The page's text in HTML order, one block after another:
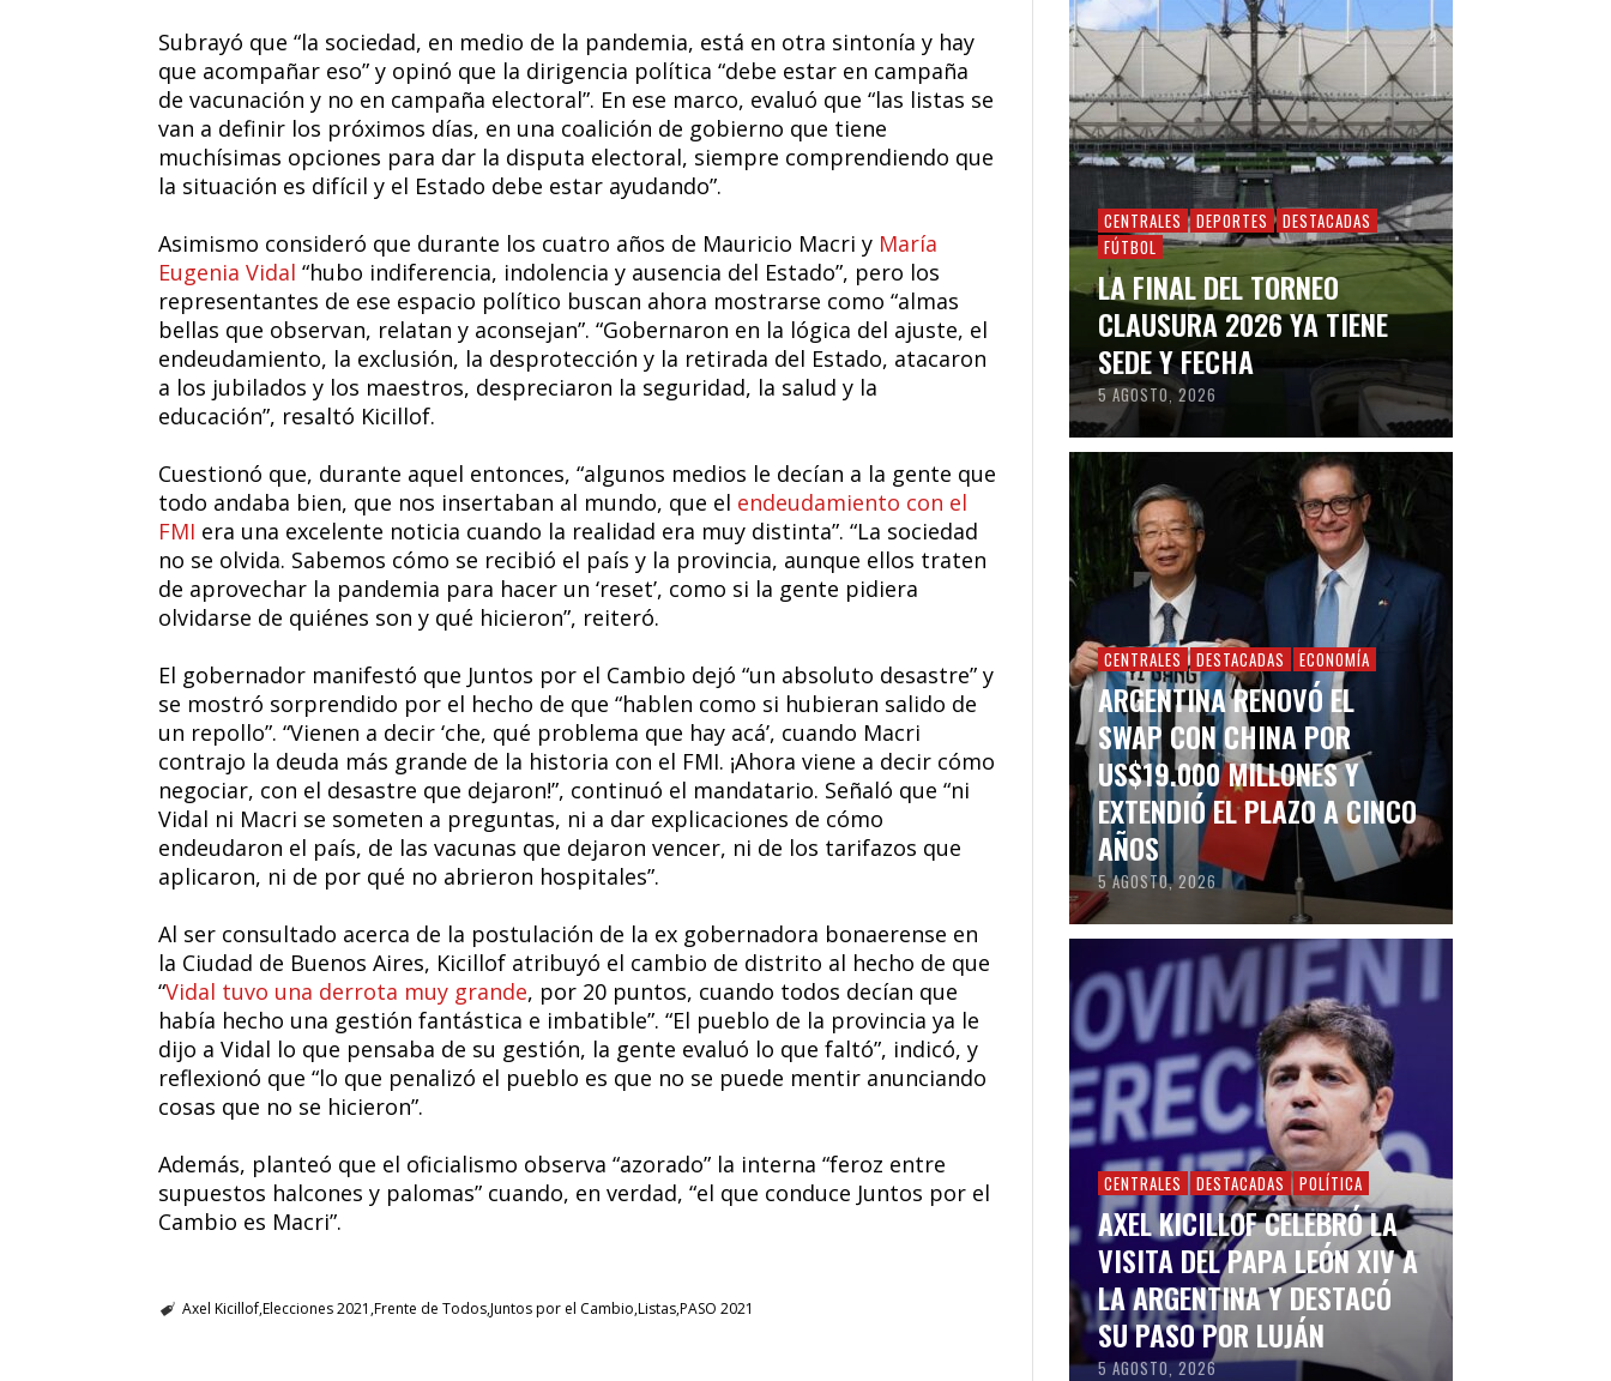
Subrayó que “la sociedad, en medio de la pandemia, está en otra sintonía y hay
que acompañar eso” y opinó que la dirigencia política “debe estar en campaña
de vacunación y no en campaña electoral”. En ese marco, evaluó que “las listas se
van a definir los próximos días, en una coalición de gobierno que tiene
muchísimas opciones para dar la disputa electoral, siempre comprendiendo que
la situación es difícil y el Estado debe estar ayudando”.
Asimismo consideró que durante los cuatro años de Mauricio Macri y María
Eugenia Vidal “hubo indiferencia, indolencia y ausencia del Estado”, pero los
representantes de ese espacio político buscan ahora mostrarse como “almas
bellas que observan, relatan y aconsejan”. “Gobernaron en la lógica del ajuste, el
endeudamiento, la exclusión, la desprotección y la retirada del Estado, atacaron
a los jubilados y los maestros, despreciaron la seguridad, la salud y la
educación”, resaltó Kicillof.
Cuestionó que, durante aquel entonces, “algunos medios le decían a la gente que
todo andaba bien, que nos insertaban al mundo, que el endeudamiento con el
FMI era una excelente noticia cuando la realidad era muy distinta”. “La sociedad
no se olvida. Sabemos cómo se recibió el país y la provincia, aunque ellos traten
de aprovechar la pandemia para hacer un ‘reset’, como si la gente pidiera
olvidarse de quiénes son y qué hicieron”, reiteró.
El gobernador manifestó que Juntos por el Cambio dejó “un absoluto desastre” y
se mostró sorprendido por el hecho de que “hablen como si hubieran salido de
un repollo”. “Vienen a decir ‘che, qué problema que hay acá’, cuando Macri
contrajo la deuda más grande de la historia con el FMI. ¡Ahora viene a decir cómo
negociar, con el desastre que dejaron!”, continuó el mandatario. Señaló que “ni
Vidal ni Macri se someten a preguntas, ni a dar explicaciones de cómo
endeudaron el país, de las vacunas que dejaron vencer, ni de los tarifazos que
aplicaron, ni de por qué no abrieron hospitales”.
Al ser consultado acerca de la postulación de la ex gobernadora bonaerense en
la Ciudad de Buenos Aires, Kicillof atribuyó el cambio de distrito al hecho de que
“Vidal tuvo una derrota muy grande, por 20 puntos, cuando todos decían que
había hecho una gestión fantástica e imbatible”. “El pueblo de la provincia ya le
dijo a Vidal lo que pensaba de su gestión, la gente evaluó lo que faltó”, indicó, y
reflexionó que “lo que penalizó el pueblo es que no se puede mentir anunciando
cosas que no se hicieron”.
Además, planteó que el oficialismo observa “azorado” la interna “feroz entre
supuestos halcones y palomas” cuando, en verdad, “el que conduce Juntos por el
Cambio es Macri”.
Axel KicillofElecciones 2021 Frente de TodosJuntos por el Cambio ListasPASO 2021
CENTRALES DEPORTES
DESTACADAS
FÚTBOL
LA FINAL DEL TORNEO
CLAUSURA 2026 YA TIENE
SEDE Y FECHA
5 AGOSTO, 2026
CENTRALES DESTACADAS ECONOMÍA
ARGENTINA RENOVÓ EL
SWAP CON CHINA POR
US$19.000 MILLONES Y
EXTENDIÓ EL PLAZO A CINCO
AÑOS
5 AGOSTO, 2026
CENTRALES DESTACADAS POLÍTICA
AXEL KICILLOF CELEBRÓ LA
VISITA DEL PAPA LEÓN XIV A
LA ARGENTINA Y DESTACÓ
SU PASO POR LUJÁN
5 AGOSTO, 2026